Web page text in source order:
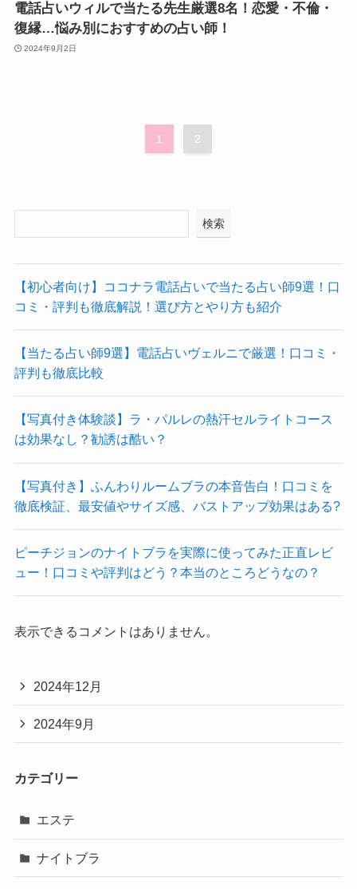
電話占いウィルで当たる先生厳選8名！恋愛・不倫・
復縁…悩み別におすすめの占い師！
2024年9月2日
1 2
検索
【初心者向け】ココナラ電話占いで当たる占い師9選！口
コミ・評判も徹底解説！選び方とやり方も紹介
【当たる占い師9選】電話占いヴェルニで厳選！口コミ・
評判も徹底比較
【写真付き体験談】ラ・パルレの熱汗セルライトコース
は効果なし？勧誘は酷い？
【写真付き】ふんわりルームブラの本音告白！口コミを
徹底検証、最安値やサイズ感、バストアップ効果はある?
ピーチジョンのナイトブラを実際に使ってみた正直レビ
ュー！口コミや評判はどう？本当のところどうなの？
表示できるコメントはありません。
2024年12月
2024年9月
カテゴリー
エステ
ナイトブラ